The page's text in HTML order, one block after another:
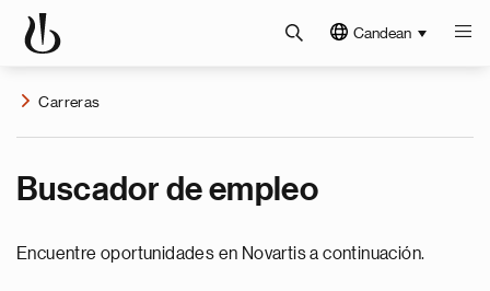
Candean
Carreras
Buscador de empleo
Encuentre oportunidades en Novartis a continuación.